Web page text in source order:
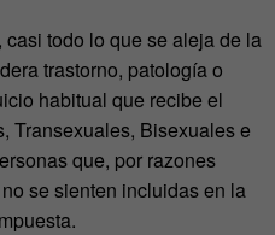
todo lo que se aleja de la
trastorno, patología o
habitual que recibe el
Transexuales, Bisexuales e
que, por razones
se sienten incluidas en la